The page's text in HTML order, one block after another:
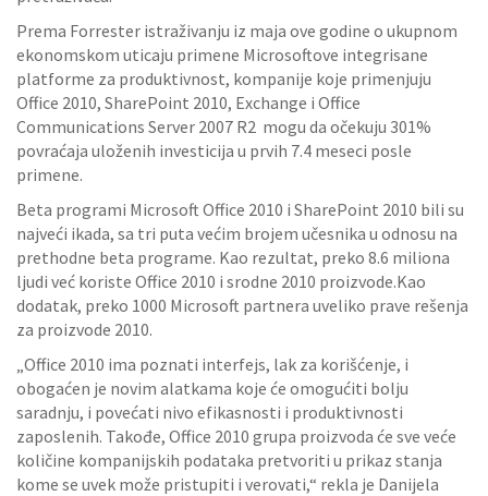
Prema Forrester istraživanju iz maja ove godine o ukupnom
ekonomskom uticaju primene Microsoftove integrisane
platforme za produktivnost, kompanije koje primenjuju
Office 2010, SharePoint 2010, Exchange i Office
Communications Server 2007 R2 mogu da očekuju 301%
povraćaja uloženih investicija u prvih 7.4 meseci posle
primene.
Beta programi Microsoft Office 2010 i SharePoint 2010 bili su
najveći ikada, sa tri puta većim brojem učesnika u odnosu na
prethodne beta programe. Kao rezultat, preko 8.6 miliona
ljudi već koriste Office 2010 i srodne 2010 proizvode.Kao
dodatak, preko 1000 Microsoft partnera uveliko prave rešenja
za proizvode 2010.
„Office 2010 ima poznati interfejs, lak za korišćenje, i
obogaćen je novim alatkama koje će omogućiti bolju
saradnju, i povećati nivo efikasnosti i produktivnosti
zaposlenih. Takođe, Office 2010 grupa proizvoda će sve veće
količine kompanijskih podataka pretvoriti u prikaz stanja
kome se uvek može pristupiti i verovati,“ rekla je Danijela